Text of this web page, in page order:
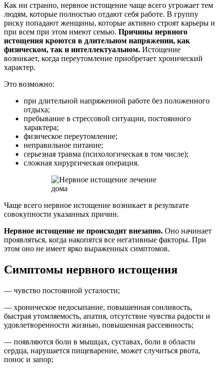
Как ни странно, нервное истощение чаще всего угрожает тем
людям, которые полностью отдают себя работе. В группу
риску попадают женщины, которые активно строят карьеры и
при всем при этом имеют семью. Причины нервного
истощения кроются в длительном напряжении, как
физическом, так и интеллектуальном. Истощение
возникает, когда переутомление приобретает хронический
характер.
Это возможно:
при длительной напряженной работе без положенного
отдыха;
пребывание в стрессовой ситуации, постоянного
характера;
физическое переутомление;
неправильное питание;
серьезная травма (психологическая в том числе);
сложная хирургическая операция.
Чаще всего нервное истощение возникает в результате
совокупности указанных причин.
Нервное истощение не происходит внезапно. Оно начинает
проявляться, когда накопятся все негативные факторы. При
этом оно не имеет ярко выраженных симптомов.
Симптомы нервного истощения
— чувство постоянной усталости;
— хроническое недосыпание, повышенная сонливость,
быстрая утомляемость, апатия, отсутствие чувства радости и
удовлетворенности жизнью, повышенная рассеянность;
— появляются боли в мышцах, суставах, боли в области
сердца, нарушается пищеварение, может случиться рвота,
понос и запор;